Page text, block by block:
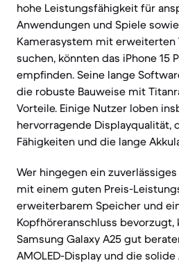
hohe Leistungsfähigkeit für
Anwendungen und Spiele
Kamerasystem mit erweiterten
suchen, könnten das iPhone 15
empfinden. Seine lange
die robuste Bauweise mit
Vorteile. Einige Nutzer loben
hervorragende Displayqualität,
Fähigkeiten und die lange
Wer hingegen ein
mit einem guten Preis-
erweiterbarem Speicher und
Kopfhöreranschluss
Samsung Galaxy A25 gut
AMOLED-Display und die